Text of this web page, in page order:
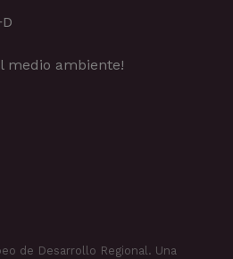
medio ambiente!
de Desarrollo Regional. Una